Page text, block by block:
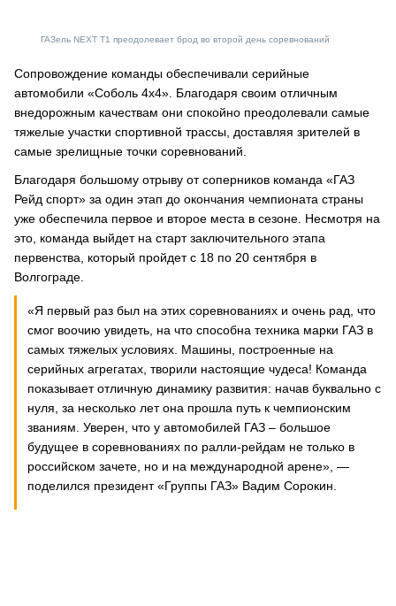
ГАЗель NEXT T1 преодолевает брод во второй день соревнований
Сопровождение команды обеспечивали серийные
автомобили «Соболь 4х4». Благодаря своим отличным
внедорожным качествам они спокойно преодолевали самые
тяжелые участки спортивной трассы, доставляя зрителей в
самые зрелищные точки соревнований.
Благодаря большому отрыву от соперников команда «ГАЗ
Рейд спорт» за один этап до окончания чемпионата страны
уже обеспечила первое и второе места в сезоне. Несмотря на
это, команда выйдет на старт заключительного этапа
первенства, который пройдет с 18 по 20 сентября в
Волгограде.
«Я первый раз был на этих соревнованиях и очень рад, что
смог воочию увидеть, на что способна техника марки ГАЗ в
самых тяжелых условиях. Машины, построенные на
серийных агрегатах, творили настоящие чудеса! Команда
показывает отличную динамику развития: начав буквально с
нуля, за несколько лет она прошла путь к чемпионским
званиям. Уверен, что у автомобилей ГАЗ – большое
будущее в соревнованиях по ралли-рейдам не только в
российском зачете, но и на международной арене», —
поделился президент «Группы ГАЗ» Вадим Сорокин.